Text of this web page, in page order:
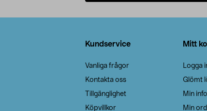
Kundservice
Vanliga frågor
Kontakta oss
Tillgänglighet
Köpvillkor
Mitt
Logga
Glömt
Min
Min